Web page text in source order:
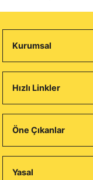
Kurumsal
Hızlı Linkler
Öne Çıkanlar
Yasal